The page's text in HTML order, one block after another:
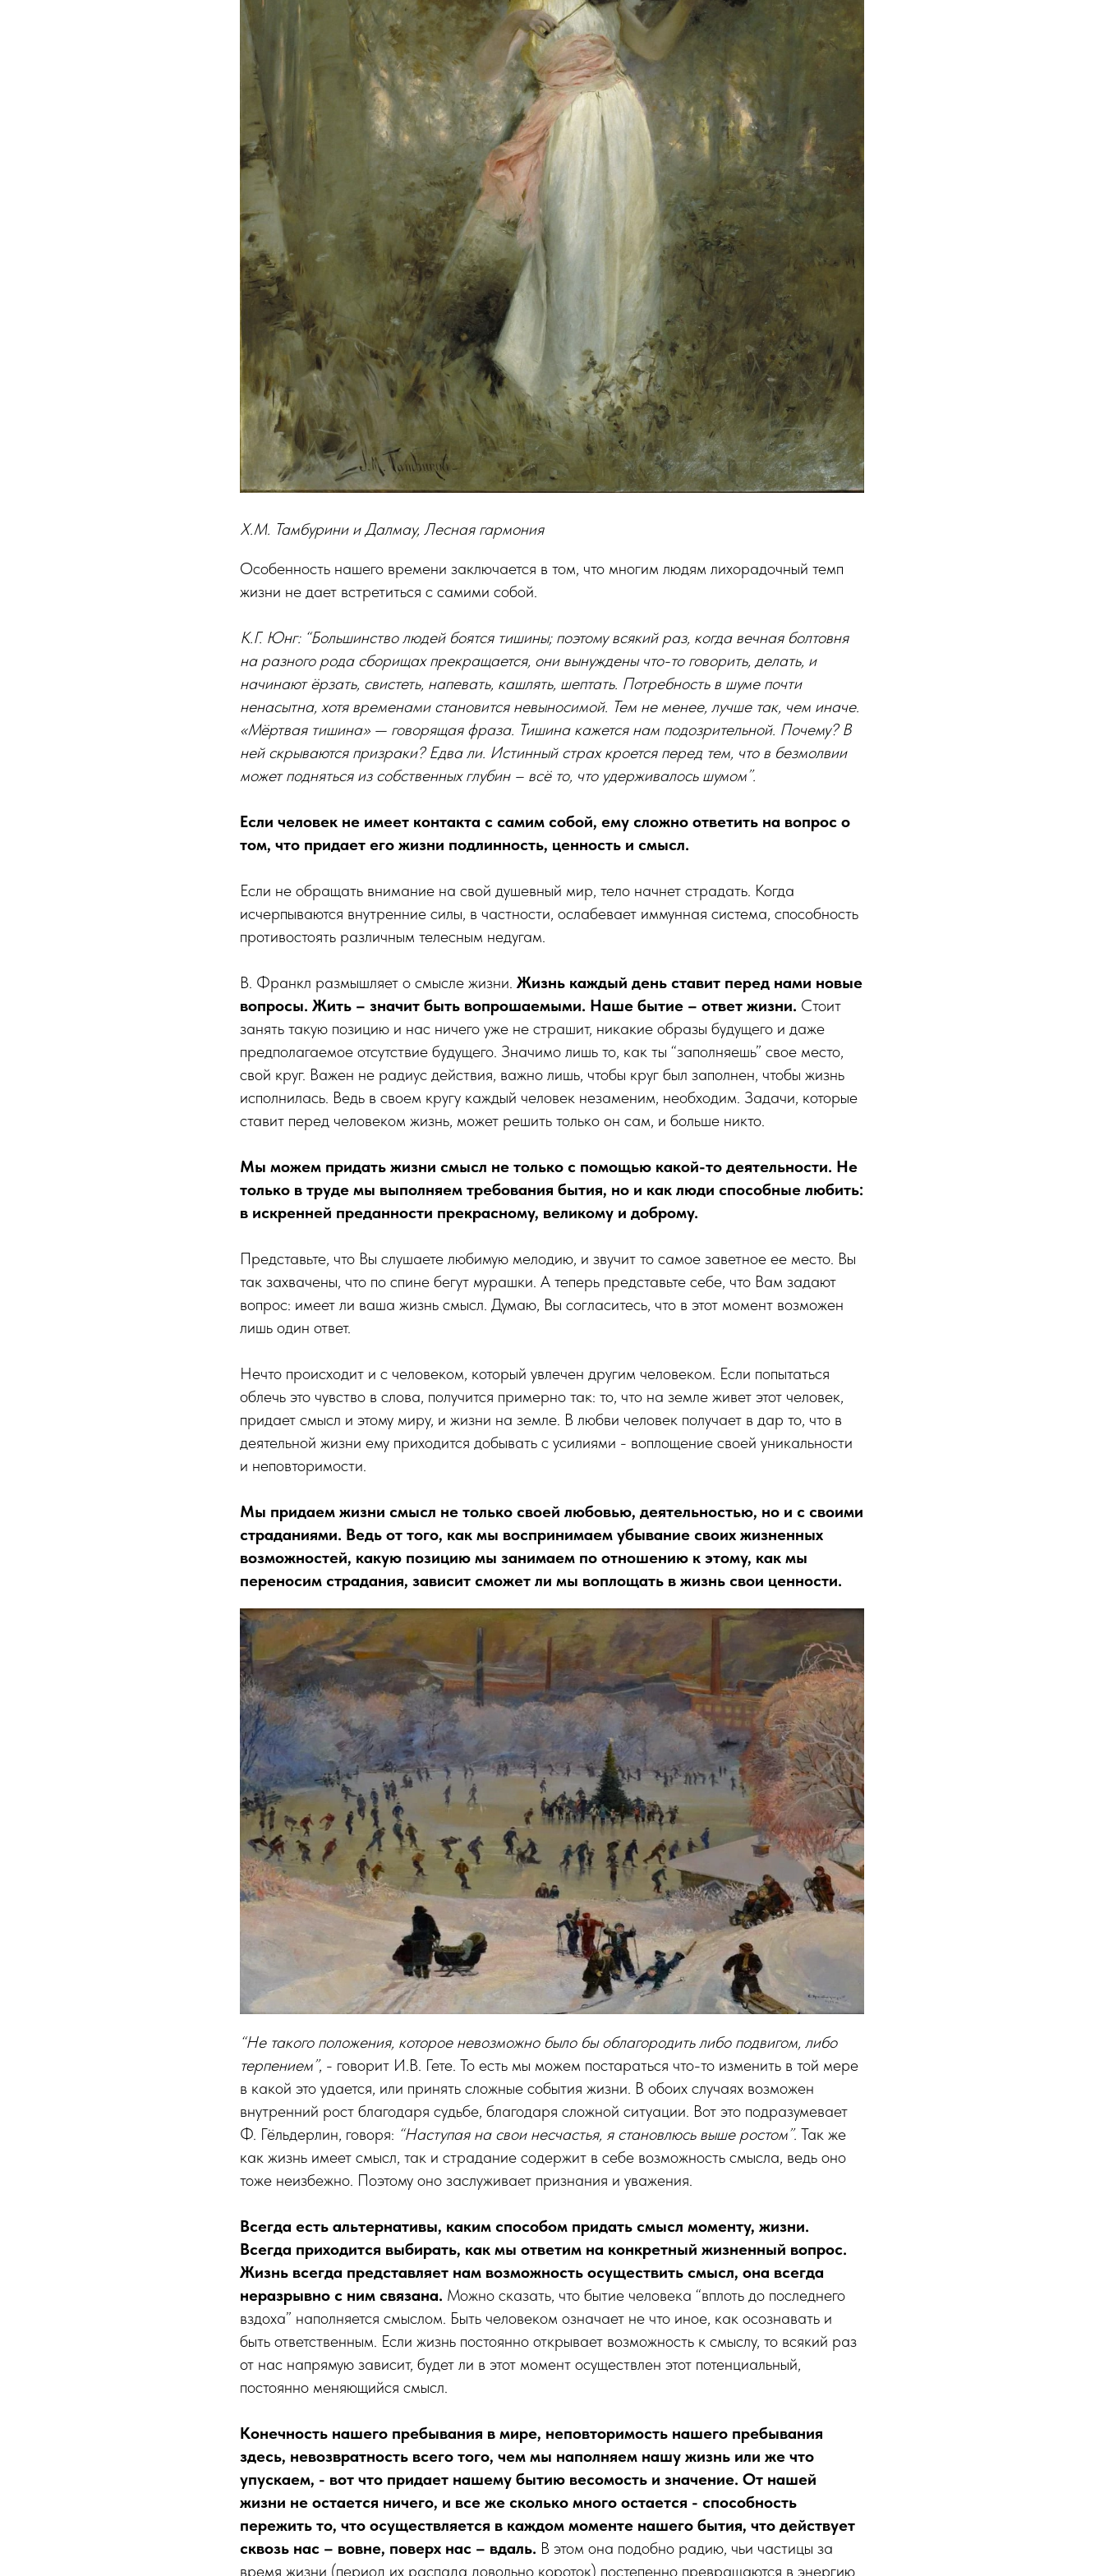
Х.М. Тамбурини и Далмау, Лесная гармония
Особенность нашего времени заключается в том, что многим людям лихорадочный темп
жизни не дает встретиться с самими собой.
К.Г. Юнг: “Большинство людей боятся тишины; поэтому всякий раз, когда вечная болтовня
на разного рода сборищах прекращается, они вынуждены что-то говорить, делать, и
начинают ёрзать, свистеть, напевать, кашлять, шептать. Потребность в шуме почти
ненасытна, хотя временами становится невыносимой. Тем не менее, лучше так, чем иначе.
«Мёртвая тишина» — говорящая фраза. Тишина кажется нам подозрительной. Почему? В
ней скрываются призраки? Едва ли. Истинный страх кроется перед тем, что в безмолвии
может подняться из собственных глубин – всё то, что удерживалось шумом”.
Если человек не имеет контакта с самим собой, ему сложно ответить на вопрос о
том, что придает его жизни подлинность, ценность и смысл.
Если не обращать внимание на свой душевный мир, тело начнет страдать. Когда
исчерпываются внутренние силы, в частности, ослабевает иммунная система, способность
противостоять различным телесным недугам.
В. Франкл размышляет о смысле жизни. Жизнь каждый день ставит перед нами новые
вопросы. Жить – значит быть вопрошаемыми. Наше бытие – ответ жизни. Стоит
занять такую позицию и нас ничего уже не страшит, никакие образы будущего и даже
предполагаемое отсутствие будущего. Значимо лишь то, как ты “заполняешь” свое место,
свой круг. Важен не радиус действия, важно лишь, чтобы круг был заполнен, чтобы жизнь
исполнилась. Ведь в своем кругу каждый человек незаменим, необходим. Задачи, которые
ставит перед человеком жизнь, может решить только он сам, и больше никто.
Мы можем придать жизни смысл не только с помощью какой-то деятельности. Не
только в труде мы выполняем требования бытия, но и как люди способные любить:
в искренней преданности прекрасному, великому и доброму.
Представьте, что Вы слушаете любимую мелодию, и звучит то самое заветное ее место. Вы
так захвачены, что по спине бегут мурашки. А теперь представьте себе, что Вам задают
вопрос: имеет ли ваша жизнь смысл. Думаю, Вы согласитесь, что в этот момент возможен
лишь один ответ.
Нечто происходит и с человеком, который увлечен другим человеком. Если попытаться
облечь это чувство в слова, получится примерно так: то, что на земле живет этот человек,
придает смысл и этому миру, и жизни на земле. В любви человек получает в дар то, что в
деятельной жизни ему приходится добывать с усилиями - воплощение своей уникальности
и неповторимости.
Мы придаем жизни смысл не только своей любовью, деятельностью, но и с своими
страданиями. Ведь от того, как мы воспринимаем убывание своих жизненных
возможностей, какую позицию мы занимаем по отношению к этому, как мы
переносим страдания, зависит сможет ли мы воплощать в жизнь свои ценности.
“Не такого положения, которое невозможно было бы облагородить либо подвигом, либо
терпением”, - говорит И.В. Гете. То есть мы можем постараться что-то изменить в той мере
в какой это удается, или принять сложные события жизни. В обоих случаях возможен
внутренний рост благодаря судьбе, благодаря сложной ситуации. Вот это подразумевает
Ф. Гёльдерлин, говоря: “Наступая на свои несчастья, я становлюсь выше ростом”. Так же
как жизнь имеет смысл, так и страдание содержит в себе возможность смысла, ведь оно
тоже неизбежно. Поэтому оно заслуживает признания и уважения.
Всегда есть альтернативы, каким способом придать смысл моменту, жизни.
Всегда приходится выбирать, как мы ответим на конкретный жизненный вопрос.
Жизнь всегда представляет нам возможность осуществить смысл, она всегда
неразрывно с ним связана. Можно сказать, что бытие человека “вплоть до последнего
вздоха” наполняется смыслом. Быть человеком означает не что иное, как осознавать и
быть ответственным. Если жизнь постоянно открывает возможность к смыслу, то всякий раз
от нас напрямую зависит, будет ли в этот момент осуществлен этот потенциальный,
постоянно меняющийся смысл.
Конечность нашего пребывания в мире, неповторимость нашего пребывания
здесь, невозвратность всего того, чем мы наполняем нашу жизнь или же что
упускаем, - вот что придает нашему бытию весомость и значение. От нашей
жизни не остается ничего, и все же сколько много остается - способность
пережить то, что осуществляется в каждом моменте нашего бытия, что действует
сквозь нас – вовне, поверх нас – вдаль. В этом она подобно радию, чьи частицы за
время жизни (период их распада довольно короток) постепенно превращаются в энергию